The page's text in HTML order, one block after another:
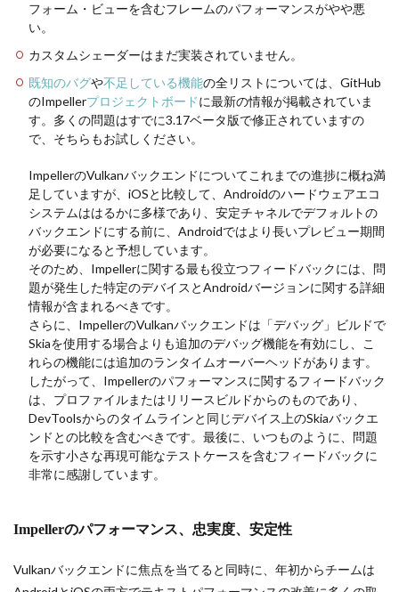
フォーム・ビューを含むフレームのパフォーマンスがやや悪
い。
カスタムシェーダーはまだ実装されていません。
既知のバグや不足している機能の全リストについては、GitHub
のImpellerプロジェクトボードに最新の情報が掲載されていま
す。多くの問題はすでに3.17ベータ版で修正されていますの
で、そちらもお試しください。
ImpellerのVulkanバックエンドについてこれまでの進捗に概ね満
足していますが、iOSと比較して、Androidのハードウェアエコ
システムははるかに多様であり、安定チャネルでデフォルトの
バックエンドにする前に、Androidではより長いプレビュー期間
が必要になると予想しています。
そのため、Impellerに関する最も役立つフィードバックには、問
題が発生した特定のデバイスとAndroidバージョンに関する詳細
情報が含まれるべきです。
さらに、ImpellerのVulkanバックエンドは「デバッグ」ビルドで
Skiaを使用する場合よりも追加のデバッグ機能を有効にし、こ
れらの機能には追加のランタイムオーバーヘッドがあります。
したがって、Impellerのパフォーマンスに関するフィードバック
は、プロファイルまたはリリースビルドからのものであり、
DevToolsからのタイムラインと同じデバイス上のSkiaバックエ
ンドとの比較を含むべきです。最後に、いつものように、問題
を示す小さな再現可能なテストケースを含むフィードバックに
非常に感謝しています。
Impellerのパフォーマンス、忠実度、安定性
Vulkanバックエンドに焦点を当てると同時に、年初からチームは